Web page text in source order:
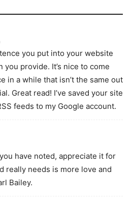
you put into your website
provide. It’s nice to come
in a while that isn’t the same out
Great read! I’ve saved your site
feeds to my Google account.
have noted, appreciate it for
really needs is more love and
Bailey.